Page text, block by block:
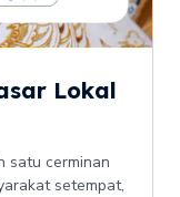
Lokal
satu cerminan
setempat,